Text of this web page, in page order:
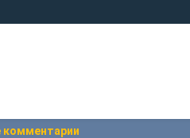
комментарии